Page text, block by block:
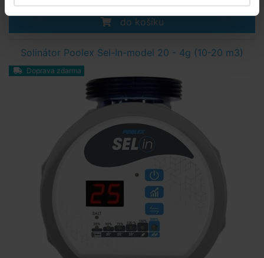
do košíku
Solinátor Poolex Sel-In-model 20 - 4g (10-20 m3)
Doprava zdarma